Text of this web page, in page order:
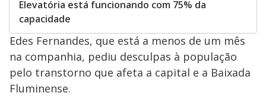
Elevatória está funcionando com 75% da
capacidade
Edes Fernandes, que está a menos de um mês
na companhia, pediu desculpas à população
pelo transtorno que afeta a capital e a Baixada
Fluminense.